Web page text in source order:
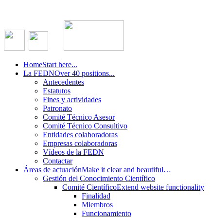
HomeStart here...
La FEDNOver 40 positions...
Antecedentes
Estatutos
Fines y actividades
Patronato
Comité Técnico Asesor
Comité Técnico Consultivo
Entidades colaboradoras
Empresas colaboradoras
Vídeos de la FEDN
Contactar
Áreas de actuaciónMake it clear and beautiful…
Gestión del Conocimiento Científico
Comité CientíficoExtend website functionality
Finalidad
Miembros
Funcionamiento